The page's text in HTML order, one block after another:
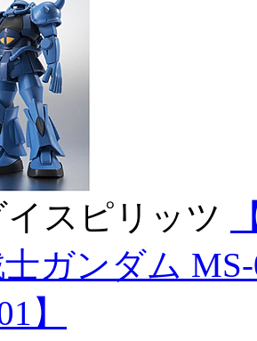
スピリッツ
ガンダム
】